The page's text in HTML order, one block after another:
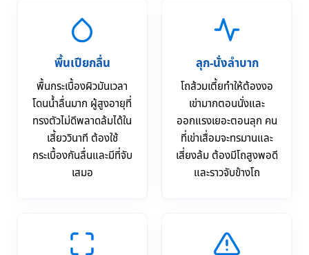
พื้นเปียกลื่น
พื้นกระเบื้องผิวมันเวลา
โดนน้ำลื่นมาก ผู้สูงอายุที่
ทรงตัวไม่ดีพลาดล้มได้ใน
เสี้ยววินาที ต้องใช้
กระเบื้องกันลื่นและมีที่จับ
เสมอ
ลุก-นั่งลำบาก
โถส้วมเตี้ยทำให้ต้องงอ
เข่ามากตอนนั่งและ
ออกแรงเยอะตอนลุก คน
ที่เข่าเสื่อมจะทรมานและ
เสี่ยงล้ม ต้องมีโถสูงพอดี
และราวจับข้างโถ